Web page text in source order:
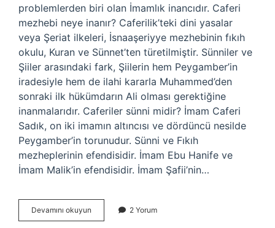
problemlerden biri olan İmamlık inancıdır. Caferi
mezhebi neye inanır? Caferilik’teki dini yasalar
veya Şeriat ilkeleri, İsnaaşeriyye mezhebinin fıkıh
okulu, Kuran ve Sünnet’ten türetilmiştir. Sünniler ve
Şiiler arasındaki fark, Şiilerin hem Peygamber’in
iradesiyle hem de ilahi kararla Muhammed’den
sonraki ilk hükümdarın Ali olması gerektiğine
inanmalarıdır. Caferiler sünni midir? İmam Caferi
Sadık, on iki imamın altıncısı ve dördüncü nesilde
Peygamber’in torunudur. Sünni ve Fıkıh
mezheplerinin efendisidir. İmam Ebu Hanife ve
İmam Malik’in efendisidir. İmam Şafii’nin…
Devamını okuyun
Mezhebi
2 Yorum